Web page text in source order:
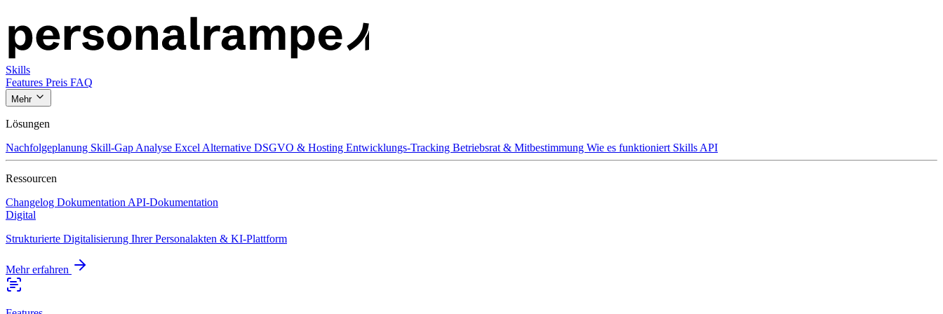
Skills
Features Preis FAQ
Mehr
Lösungen
Nachfolgeplanung Skill-Gap Analyse Excel Alternative DSGVO & Hosting Entwicklungs-Tracking Betriebsrat & Mitbestimmung Wie es funktioniert Skills API
Ressourcen
Changelog Dokumentation API-Dokumentation
Digital
Strukturierte Digitalisierung Ihrer Personalakten & KI-Plattform
Mehr erfahren